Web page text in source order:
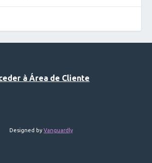
à Área de Cliente
Designed byVanguardly